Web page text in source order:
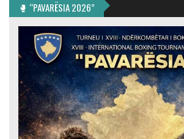
🥊 “PAVARËSIA 2026”